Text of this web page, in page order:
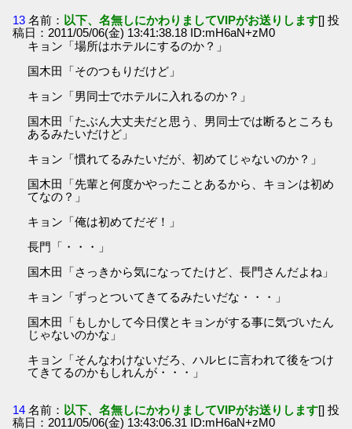
13 名前： 以下、名無しにかわりましてVIPがお送りします[] 投
稿日：2011/05/06(金) 13:41:38.18 ID:mH6aN+zM0
キョン「場所はホテルにするのか？」
国木田「そのつもりだけど」
キョン「男同士でホテルに入れるのか？」
国木田「たぶん大丈夫だと思う、男同士では断るところも
あるみたいだけど」
キョン「慣れてるみたいだが、初めてじゃないのか？」
国木田「先輩と何度かやったことあるから、キョンは初め
てなの？」
キョン「俺は初めてだぞ！」
長門「・・・」
国木田「さっきから気になってたけど、長門さんだよね」
キョン「ずっとついてきてるみたいだな・・・」
国木田「もしかして今日僕とキョンがする事に気づいたん
じゃないのかな」
キョン「そんなわけないだろ、ハルヒに言われて後をつけ
てきてるのかもしれんが・・・」
14 名前： 以下、名無しにかわりましてVIPがお送りします[] 投
稿日：2011/05/06(金) 13:43:06.31 ID:mH6aN+zM0